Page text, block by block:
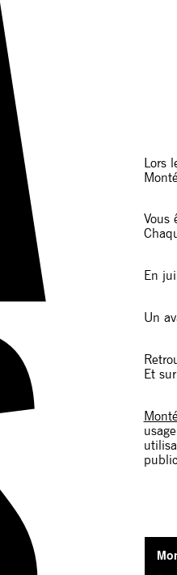
Lors
Vous
En
Un
Et